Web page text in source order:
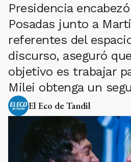
Presidencia
Posadas junto a
referentes del
discurso, aseguró
objetivo es trabajar
Milei obtenga un
El Eco de Tandil